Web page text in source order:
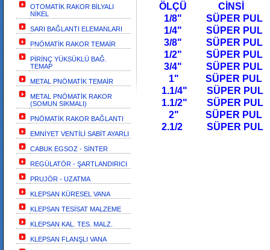
OTOMATİK RAKOR BİLYALI
NİKEL
SARI BAĞLANTI ELEMANLARI
PNÖMATİK RAKOR TEMAİR
PİRİNÇ YÜKSÜKLÜ BAĞ.
TEMAP
METAL PNÖMATİK TEMAİR
METAL PNÖMATİK RAKOR
(SOMUN SIKMALI)
PNÖMATİK RAKOR BAĞLANTI
EMNİYET VENTİLİ SABİT AYARLI
CABUK EGSOZ - SİNTER
REGÜLATÖR - ŞARTLANDIRICI
PRUJÖR - UZATMA
KLEPSAN KÜRESEL VANA
KLEPSAN TESİSAT MALZEME
KLEPSAN KAL. TES. MALZ.
KLEPSAN FLANŞLI VANA
ÖLÇÜ
1/8" SÜPER PUL
1/4" SÜPER PUL
3/8" SÜPER PUL
1/2" SÜPER PUL
3/4" SÜPER PUL
1" SÜPER PUL
1.1/4" SÜPER PUL
1.1/2" SÜPER PUL
2" SÜPER PUL
2.1/2 SÜPER PUL